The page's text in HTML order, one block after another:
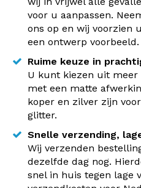
voor u aanpassen.
ons op en wij voorzien
een ontwerp voorbeeld.
Ruime keuze in
U kunt kiezen uit
met een matte
koper en zilver zijn
glitter.
Snelle verzending,
Wij verzenden
dezelfde dag nog.
snel in huis tegen lage